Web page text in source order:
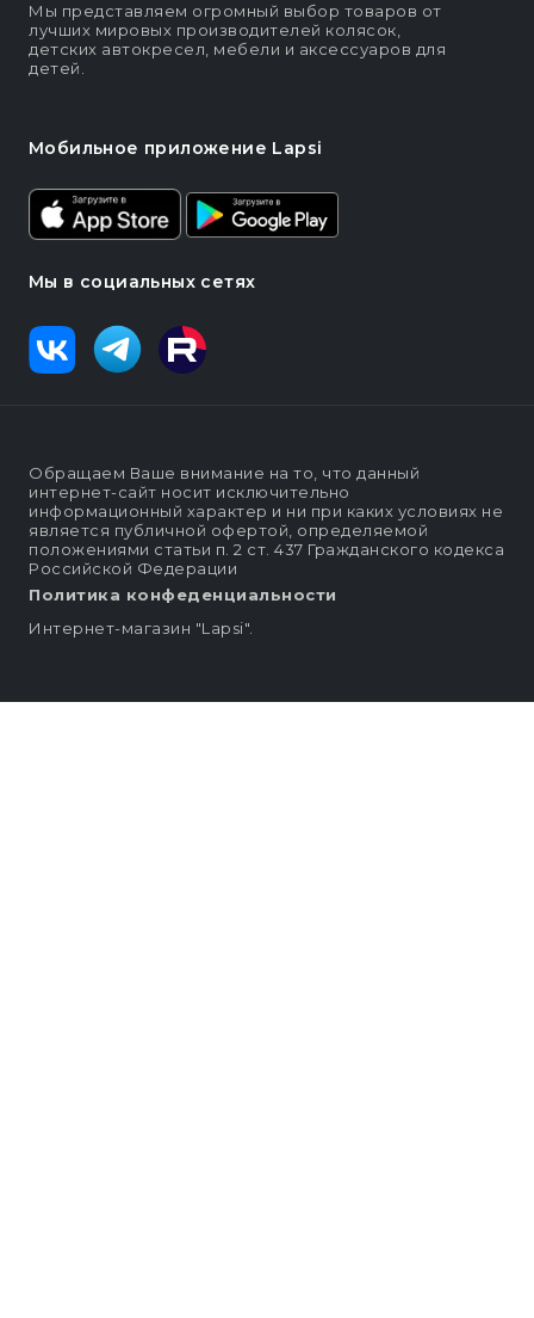
Мы представляем огромный выбор товаров от
лучших мировых производителей колясок,
детских автокресел, мебели и аксессуаров для
детей.
Мобильное приложение Lapsi
Мы в социальных сетях
Обращаем Ваше внимание на то, что данный
интернет-сайт носит исключительно
информационный характер и ни при каких условиях не
является публичной офертой, определяемой
положениями статьи п. 2 ст. 437 Гражданского кодекса
Российской Федерации
Политика конфеденциальности
Интернет-магазин "Lapsi".